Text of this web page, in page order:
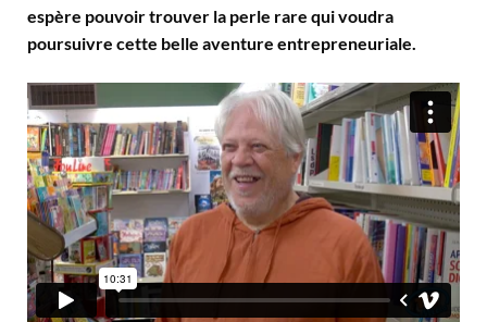
espère pouvoir trouver la perle rare qui voudra
poursuivre cette belle aventure entrepreneuriale.